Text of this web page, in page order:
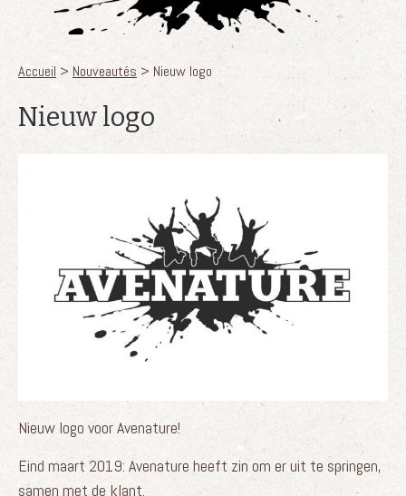
Vous êtes ici
Accueil > Nouveautés > Nieuw logo
Nieuw logo
Nieuw logo voor Avenature!
Eind maart 2019: Avenature heeft zin om er uit te springen,
samen met de klant.